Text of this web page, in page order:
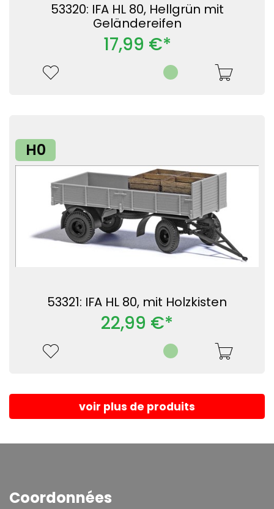
53320: IFA HL 80, Hellgrün mit
Geländereifen
17,99 €*
H0
53321: IFA HL 80, mit Holzkisten
22,99 €*
voir plus de produits
Coordonnées